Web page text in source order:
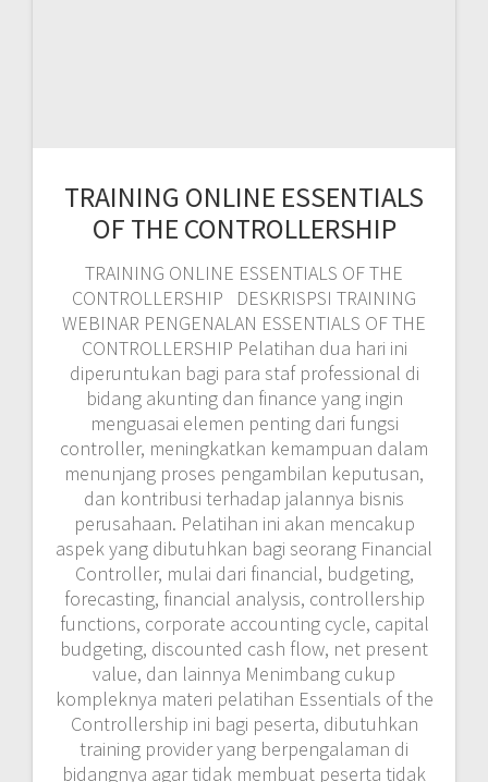
menunjang proses pengambilan keputusan,
dan kontribusi terhadap jalannya bisnis
perusahaan. Pelatihan ini akan mencakup
aspek yang dibutuhkan bagi seorang Financial
Controller, mulai dari financial, budgeting,
forecasting, financial analysis, controllership
functions, corporate accounting cycle, capital
budgeting, discounted cash flow, net present
value, dan lainnya Menimbang cukup
kompleknya materi pelatihan Essentials of the
Controllership ini bagi peserta, dibutuhkan
training provider yang berpengalaman di
bidangnya agar tidak membuat peserta tidak
menjadi cepat bosan dan jenuh dalam
mendalami bidang teknik ini. TUJUAN TRAINING
KONSEP CONTROLLERSHIP UNTUK PRAKERJA
Dengan mengikuti pelatihan Essentials of the
Controllership Peserta dapat berbagi
pengetahuan / sharing knowledge mengenai
Essentials of the Controllership dengan peserta
dari perusahaan lain yang bergerak di bidang
Essentials of the Controllership MATERI
pelatihan Pengenalan Essentials of the
Controllership online Zoom 1. Overview of the